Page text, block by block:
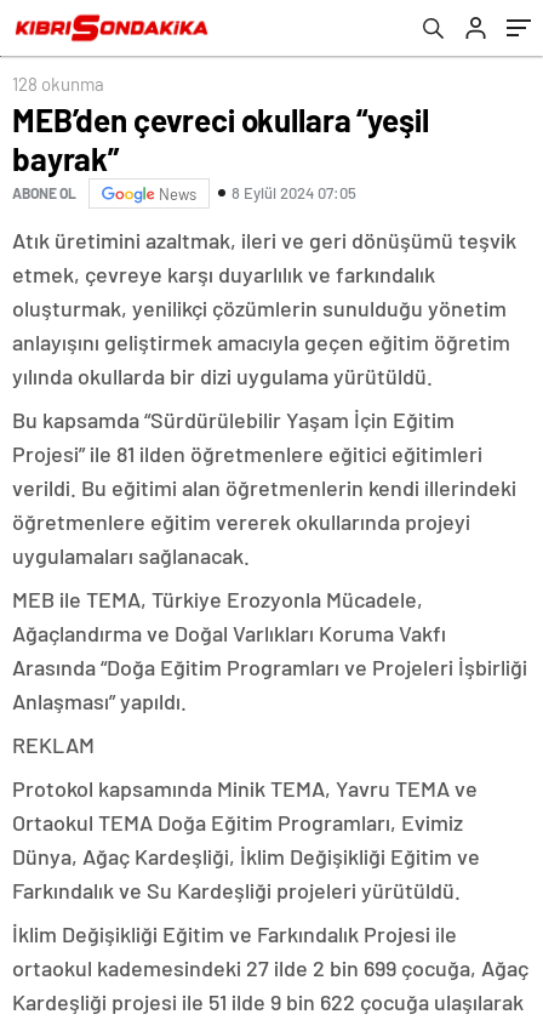
128 okunma
MEB’den çevreci okullara “yeşil
bayrak”
ABONE OL News 8 Eylül 2024 07:05
Atık üretimini azaltmak, ileri ve geri dönüşümü teşvik
etmek, çevreye karşı duyarlılık ve farkındalık
oluşturmak, yenilikçi çözümlerin sunulduğu yönetim
anlayışını geliştirmek amacıyla geçen eğitim öğretim
yılında okullarda bir dizi uygulama yürütüldü.
Bu kapsamda “Sürdürülebilir Yaşam İçin Eğitim
Projesi” ile 81 ilden öğretmenlere eğitici eğitimleri
verildi. Bu eğitimi alan öğretmenlerin kendi illerindeki
öğretmenlere eğitim vererek okullarında projeyi
uygulamaları sağlanacak.
MEB ile TEMA, Türkiye Erozyonla Mücadele,
Ağaçlandırma ve Doğal Varlıkları Koruma Vakfı
Arasında “Doğa Eğitim Programları ve Projeleri İşbirliği
Anlaşması” yapıldı.
REKLAM
Protokol kapsamında Minik TEMA, Yavru TEMA ve
Ortaokul TEMA Doğa Eğitim Programları, Evimiz
Dünya, Ağaç Kardeşliği, İklim Değişikliği Eğitim ve
Farkındalık ve Su Kardeşliği projeleri yürütüldü.
İklim Değişikliği Eğitim ve Farkındalık Projesi ile
ortaokul kademesindeki 27 ilde 2 bin 699 çocuğa, Ağaç
Kardeşliği projesi ile 51 ilde 9 bin 622 çocuğa ulaşılarak